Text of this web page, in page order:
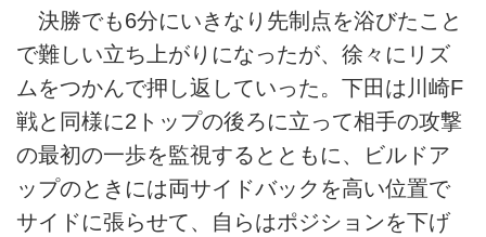
決勝でも6分にいきなり先制点を浴びたこと
で難しい立ち上がりになったが、徐々にリズ
ムをつかんで押し返していった。下田は川崎F
戦と同様に2トップの後ろに立って相手の攻撃
の最初の一歩を監視するとともに、ビルドア
ップのときには両サイドバックを高い位置で
サイドに張らせて、自らはポジションを下げ